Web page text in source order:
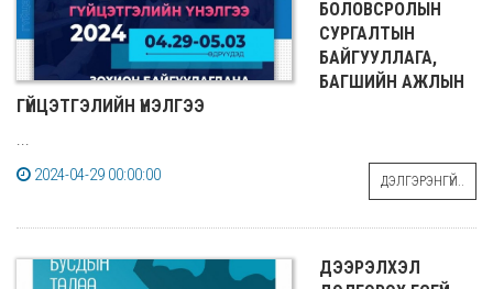
БОЛОВСРОЛЫН
СУРГАЛТЫН
БАЙГУУЛЛАГА,
БАГШИЙН АЖЛЫН
ГҮЙЦЭТГЭЛИЙН ҮНЭЛГЭЭ
...
2024-04-29 00:00:00
ДЭЛГЭРЭНГҮЙ..
ДЭЭРЭЛХЭЛ